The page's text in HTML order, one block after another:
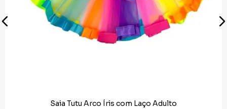
Saia Tutu Arco Íris com Laço Adulto